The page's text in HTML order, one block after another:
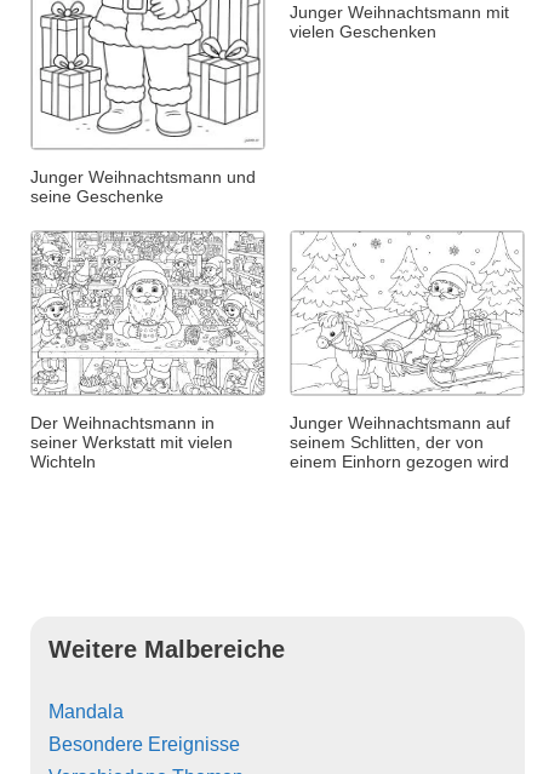
Junger Weihnachtsmann und
seine Geschenke
Junger Weihnachtsmann mit
vielen Geschenken
Der Weihnachtsmann in
seiner Werkstatt mit vielen
Wichteln
Junger Weihnachtsmann auf
seinem Schlitten, der von
einem Einhorn gezogen wird
Weitere Malbereiche
Mandala
Besondere Ereignisse